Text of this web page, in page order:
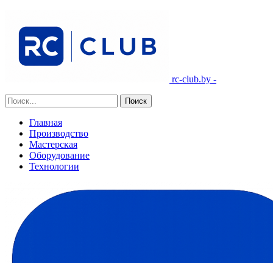
rc-club.by -
Главная
Производство
Мастерская
Оборудование
Технологии